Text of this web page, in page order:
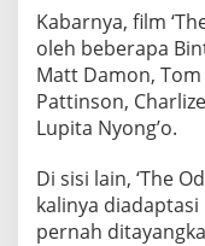
Kabarnya, film
oleh beberapa
Matt Damon,
Pattinson,
Lupita Nyong’o.
Di sisi lain, ‘The
kalinya
pernah